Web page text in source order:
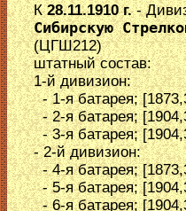
К28.11.1910 г.-
Сибирскую
(ЦГШ212)
штатный состав:
1-й дивизион:
- 1-я батарея;
- 2-я батарея;
- 3-я батарея;
- 2-й дивизион:
- 4-я батарея;
- 5-я батарея;
- 6-я батарея;